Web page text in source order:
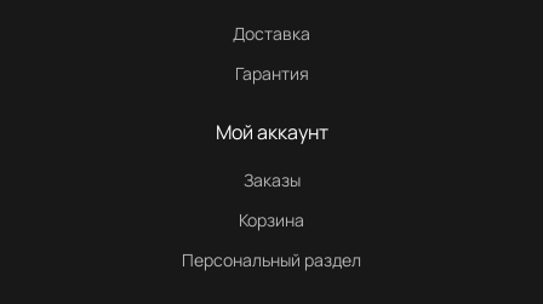
Доставка
Гарантия
Мой аккаунт
Заказы
Корзина
Персональный раздел